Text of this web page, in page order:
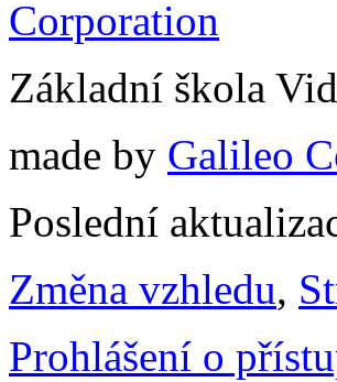
Základní škola
made by Galileo
Poslední
Změna vzhledu,
Prohlášení o